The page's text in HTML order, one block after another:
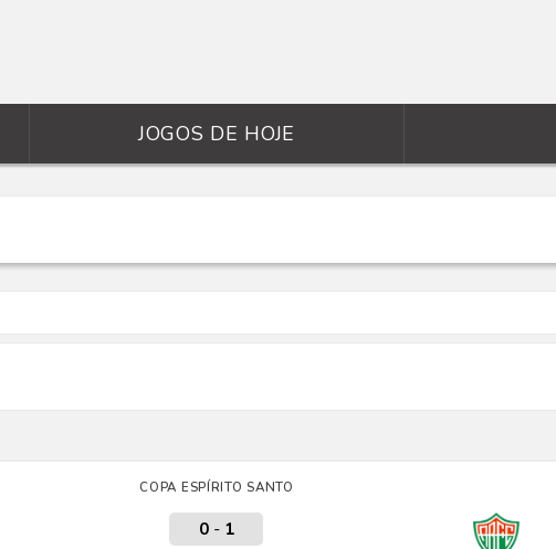
JOGOS DE HOJE
COPA ESPÍRITO SANTO
0- 1